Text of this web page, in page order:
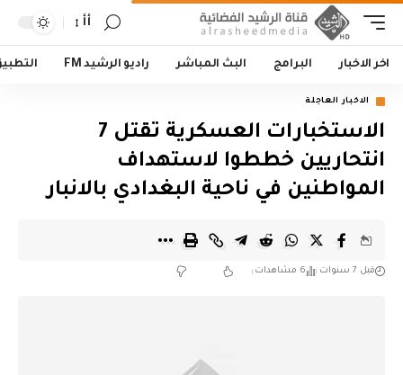
أأ
اخر الاخبار البرامج البث المباشر راديو الرشيد FM
الاخبار العاجلة
الاستخبارات العسكرية تقتل 7
انتحاريين خططوا لاستهداف
المواطنين في ناحية البغدادي بالانبار
قبل 7 سنوات 6 مشاهدات